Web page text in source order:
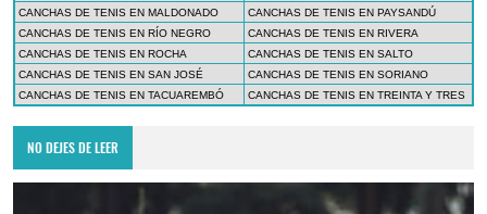
CANCHAS DE TENIS EN MALDONADO
CANCHAS DE TENIS EN PAYSANDÚ
CANCHAS DE TENIS EN RÍO NEGRO
CANCHAS DE TENIS EN RIVERA
CANCHAS DE TENIS EN ROCHA
CANCHAS DE TENIS EN SALTO
CANCHAS DE TENIS EN SAN JOSÉ
CANCHAS DE TENIS EN SORIANO
CANCHAS DE TENIS EN TACUAREMBÓ
CANCHAS DE TENIS EN TREINTA Y TRES
NO DEJES DE LEER